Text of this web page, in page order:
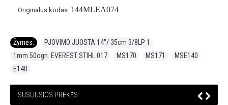
Originalus kodas: 144MLEA074
Žymės: PJOVIMO JUOSTA 14"/ 35cm 3/8LP 1
1mm 50ogn. EVEREST STIHL 017
MS170 MS171 MSE140
E140
SUSIJUSIOS PREKĖS